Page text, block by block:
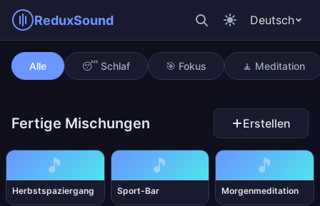
ReduxSound Deutsch
Stilles Büro
Alle 😴 Schlaf 🎯 Fokus 🧘 Meditation
Fertige Mischungen Erstellen
🎵
Herbstspaziergang
🎵
Sport-Bar
🎵
Morgenmeditation